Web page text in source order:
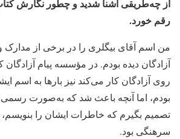
از چه‌طریقی آشنا شدید و چطور نگارش
رقم خورد.
من اسم آقای بیگلری را در برخی از مدارک
آزادگان دیده بودم. در مؤسسه پیام
روی آزادگان کار می‌کند نیز بارها به اسم
بودم، اما آنچه باعث شد که به‌صورت رسمی
تصمیم بگیرم که خاطرات ایشان را
سرهنگی بود.